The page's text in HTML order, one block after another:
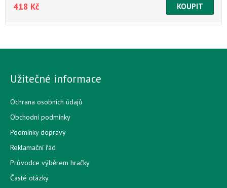
418 Kč
Užitečné informace
Ochrana osobních údajů
Obchodní podmínky
Podmínky dopravy
Reklamační řád
Průvodce výběrem hračky
Časté otázky